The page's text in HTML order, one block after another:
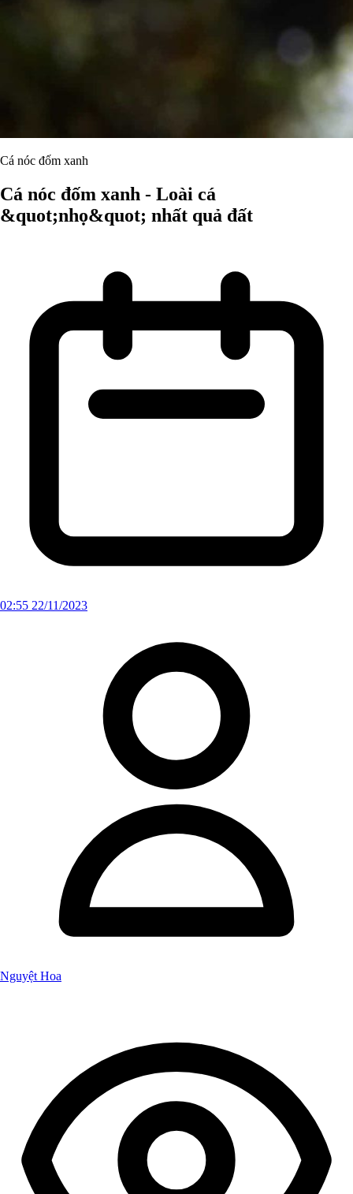
Cá nóc đốm xanh
Cá nóc đốm xanh - Loài cá
&quot;nhọ&quot; nhất quả đất
02:55 22/11/2023
Nguyệt Hoa